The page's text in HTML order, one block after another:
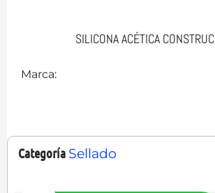
SILICONA ACÉTICA
Marca:
Categoría Sellado